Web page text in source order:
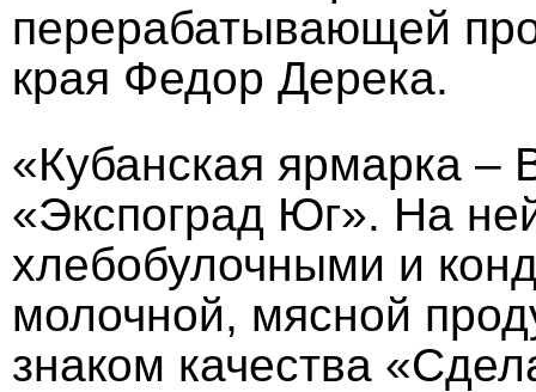
перерабатывающей
края Федор Дерека.
«Кубанская ярмарка –
«Экспоград Юг». На
хлебобулочными и
молочной, мясной
знаком качества